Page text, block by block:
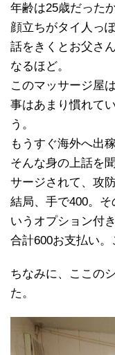
年齢は25歳だったか
顔立ちがタイ人っ
話をきくとお父さ
なるほど。
このマッサージ屋
事はあまり慣れて
う。
もうすぐ海外へ出
そんな身の上話を
サージされて、攻
結局、手で400。
いうオプション付き
合計600お支払い。
ちなみに、ここの
た。